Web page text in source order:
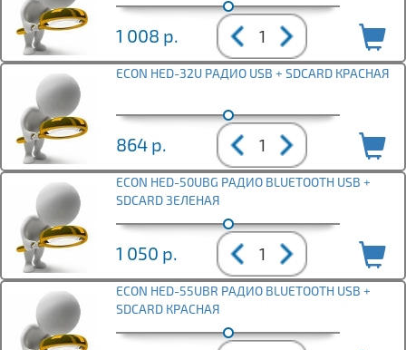
1 008 р.
ECON HED-32U РАДИО USB + SDCARD КРАСНАЯ
864 р.
ECON HED-50UBG РАДИО BLUETOOTH USB +
SDCARD ЗЕЛЕНАЯ
1 050 р.
ECON HED-55UBR РАДИО BLUETOOTH USB +
SDCARD КРАСНАЯ